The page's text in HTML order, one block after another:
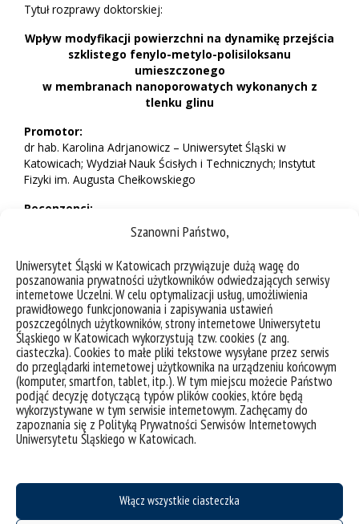
Szanowni Państwo,
Uniwersytet Śląski w Katowicach przywiązuje dużą wagę do
poszanowania prywatności użytkowników odwiedzających serwisy
internetowe Uczelni. W celu optymalizacji usług, umożliwienia
prawidłowego funkcjonowania i zapisywania ustawień
poszczególnych użytkowników, strony internetowe Uniwersytetu
Śląskiego w Katowicach wykorzystują tzw. cookies (z ang.
ciasteczka). Cookies to małe pliki tekstowe wysyłane przez serwis
do przeglądarki internetowej użytkownika na urządzeniu końcowym
(komputer, smartfon, tablet, itp.). W tym miejscu możecie Państwo
podjąć decyzję dotyczącą typów plików cookies, które będą
wykorzystywane w tym serwisie internetowym. Zachęcamy do
zapoznania się z Polityką Prywatności Serwisów Internetowych
Uniwersytetu Śląskiego w Katowicach.
Włącz wszystkie ciasteczka
Tytuł rozprawy doktorskiej:
Wpływ modyfikacji powierzchni na dynamikę przejścia
szklistego fenylo-metylo-polisiloksanu
umieszczonego
w membranach nanoporowatych wykonanych z
tlenku glinu
Promotor:
dr hab. Karolina Adrjanowicz – Uniwersytet Śląski w
Katowicach; Wydział Nauk Ścisłych i Technicznych; Instytut
Fizyki im. Augusta Chełkowskiego
Recenzenci:
prof. dr hab. Małgorzata Śliwińska-Bartkowiak – Uniwersytet
Fizyki Dielektryków
dr hab. Małgorzata Jasiurkowska-Delaporte – Instytut Fizyki
Jądrowej im. Henryka Niewodniczańskiego Polskiej Akademii
Nauk
dr hab. Marcin Kozanecki – Politechnika Łódzka; Wydział
Chemiczny; Katedra Fizyki Molekularnej
Rozprawa doktorska wraz z recenzjami jest udostępniona w
Biuletynie Informacji Publicznej UŚ pod adresem
https://bip.us.edu.pl/mgr-roksana-winkler